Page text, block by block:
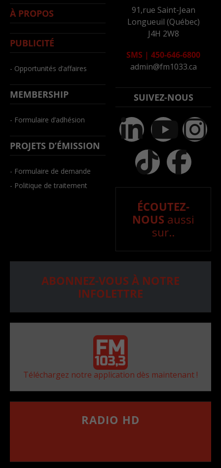
À PROPOS
PUBLICITÉ
- Opportunités d’affaires
MEMBERSHIP
- Formulaire d’adhésion
PROJETS D’ÉMISSION
- Formulaire de demande
- Politique de traitement
91,rue Saint-Jean
Longueuil (Québec)
J4H 2W8
SMS | 450-646-6800
admin@fm1033.ca
SUIVEZ-NOUS
ÉCOUTEZ-
NOUS aussi
sur..
ABONNEZ-VOUS À NOTRE
INFOLETTRE
Téléchargez notre application dès maintenant !
RADIO HD